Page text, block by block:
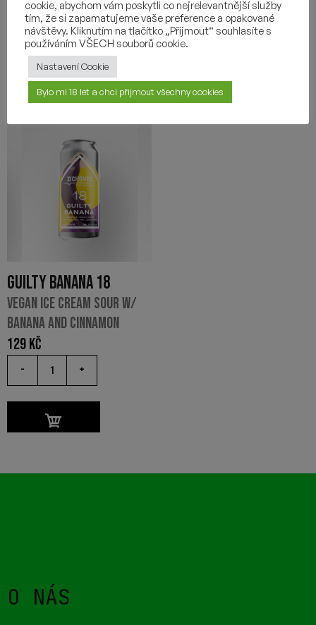
+ - +
GUILTY BANANA 18
VEGAN ICE CREAM SOUR W/
BANANA AND CINNAMON
129Kč
- +
O NÁS
cookie, abychom vám poskytli co nejrelevantnější služby
tím, že si zapamatujeme vaše preference a opakované
návštěvy. Kliknutím na tlačítko „Přijmout“ souhlasíte s
používáním VŠECH souborů cookie.
Nastavení Cookie
Bylo mi 18 let a chci přijmout všechny cookies